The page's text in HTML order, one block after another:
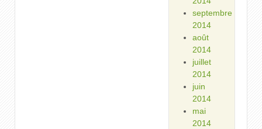
septembre
2014
août
2014
juillet
2014
juin
2014
mai
2014